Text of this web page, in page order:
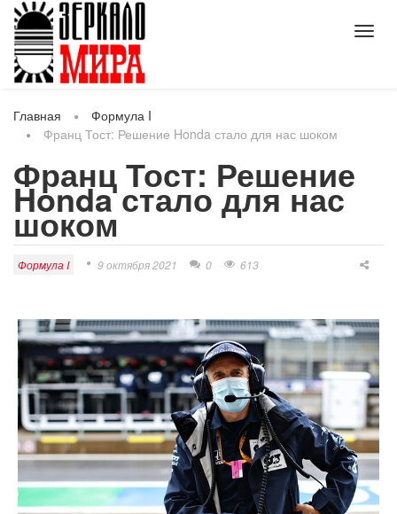
Главная
Формула I
Франц Тост: Решение Honda стало для нас шоком
Франц Тост: Решение
Honda стало для нас
шоком
Формула I 9 октября 2021 0 613